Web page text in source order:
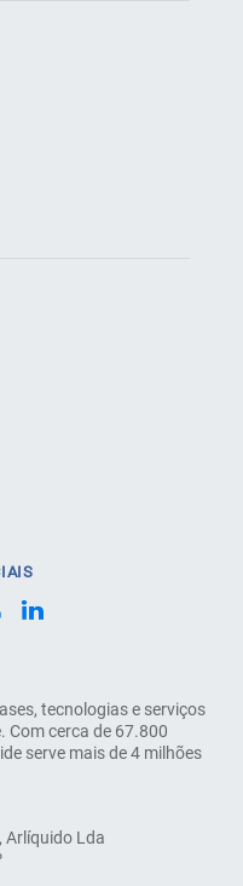
tecnologias e serviços
Com cerca de 67.800
serve mais de 4 milhões
Arlíquido Lda